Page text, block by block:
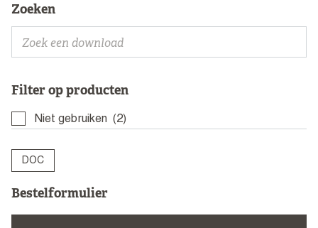
Zoeken
Filter op producten
Niet gebruiken (2)
DOC
Bestelformulier